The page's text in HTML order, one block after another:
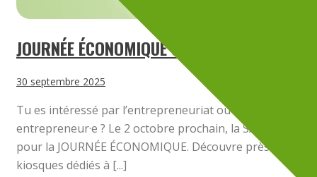
JOURNÉE ÉCONOMIQUE SEPT-ÎLES
30 septembre 2025
Tu es intéressé par l’entrepreneuriat ou tu es déjà
entrepreneur·e ? Le 2 octobre prochain, la SADC t’attend
pour la JOURNÉE ÉCONOMIQUE. Découvre près de 30
kiosques dédiés à [...]